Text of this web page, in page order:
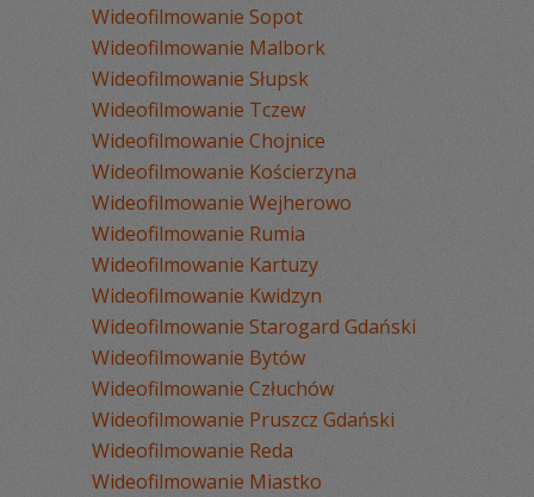
Wideofilmowanie Sopot
Wideofilmowanie Malbork
Wideofilmowanie Słupsk
Wideofilmowanie Tczew
Wideofilmowanie Chojnice
Wideofilmowanie Kościerzyna
Wideofilmowanie Wejherowo
Wideofilmowanie Rumia
Wideofilmowanie Kartuzy
Wideofilmowanie Kwidzyn
Wideofilmowanie Starogard Gdański
Wideofilmowanie Bytów
Wideofilmowanie Człuchów
Wideofilmowanie Pruszcz Gdański
Wideofilmowanie Reda
Wideofilmowanie Miastko